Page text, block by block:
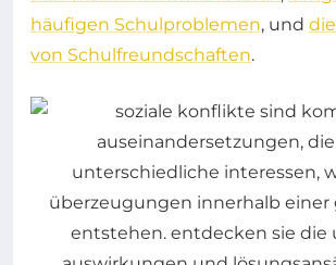
häufigen Schulproblemen, und
von Schulfreundschaften.